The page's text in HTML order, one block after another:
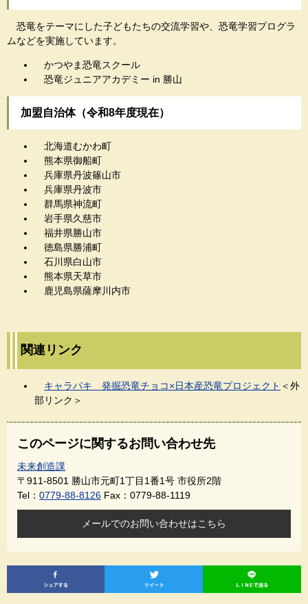
恐竜をテーマにした子どもたちの交流学習や、恐竜学習プログラ
ムなどを実施しています。
かつやま恐竜スクール
恐竜ジュニアアカデミー in 勝山
加盟自治体（令和8年度現在）
北海道むかわ町
熊本県御船町
兵庫県丹波篠山市
兵庫県丹波市
群馬県神流町
岩手県久慈市
福井県勝山市
徳島県勝浦町
石川県白山市
熊本県天草市
鹿児島県薩摩川内市
関連リンク
キャラパキ 発掘恐竜チョコ×日本産恐竜プロジェクト ＜外
部リンク＞
このページに関するお問い合わせ先
未来創造課
〒911-8501 勝山市元町1丁目1番1号 市役所2階
Tel： 0779-88-8126 Fax：0779-88-1119
メールでのお問い合わせはこちら